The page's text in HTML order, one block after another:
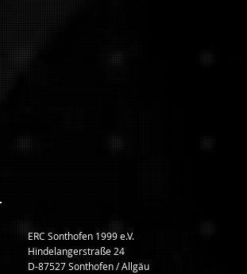
ERC Sonthofen 1999 e.V.
Hindelangerstraße 24
D-87527 Sonthofen / Allgäu